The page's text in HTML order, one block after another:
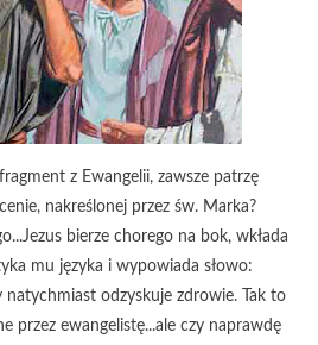
z Ewangelii, zawsze patrzę
nakreślonej przez św. Marka?
bierze chorego na bok, wkłada
mu języka i wypowiada słowo:
natychmiast odzyskuje zdrowie. Tak to
przez ewangelistę...ale czy naprawdę